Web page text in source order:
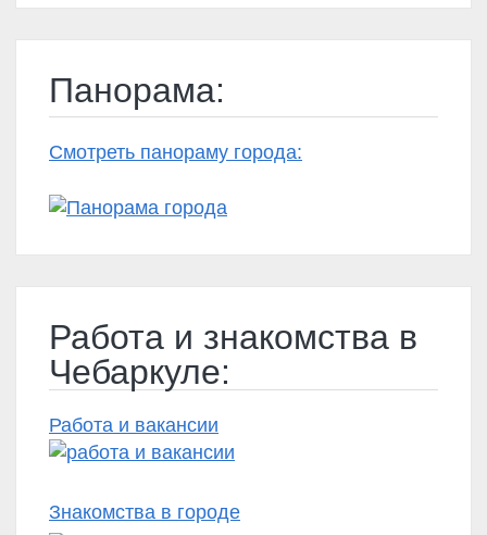
Панорама:
Смотреть панораму города:
Работа и знакомства в
Чебаркуле:
Работа и вакансии
Знакомства в городе